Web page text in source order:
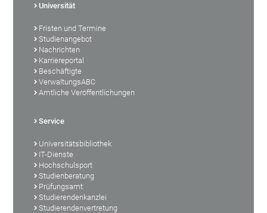
Universität
Fristen und Termine
Studienangebot
Nachrichten
Karriereportal
Beschäftigte
VerwaltungsABC
Amtliche Veröffentlichungen
Service
Universitätsbibliothek
IT-Dienste
Hochschulsport
Studienberatung
Prüfungsamt
Studierendenkanzlei
Studierendenvertretung